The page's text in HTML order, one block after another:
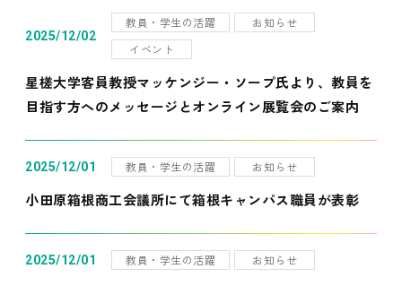
2025/12/02
教員・学生の活躍
お知らせ
イベント
星槎大学客員教授マッケンジー・ソープ氏より、教員を
目指す方へのメッセージとオンライン展覧会のご案内
2025/12/01 教員・学生の活躍 お知らせ
小田原箱根商工会議所にて箱根キャンパス職員が表彰
2025/12/01 教員・学生の活躍 お知らせ